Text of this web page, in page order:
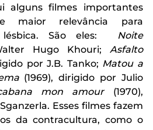
alguns filmes importantes
maior relevância para
lésbica. São eles: Noite
Hugo Khouri; Asfalto
por J.B. Tanko; Matou a
(1969), dirigido por Julio
mon amour (1970),
Esses filmes fazem
da contracultura, como o